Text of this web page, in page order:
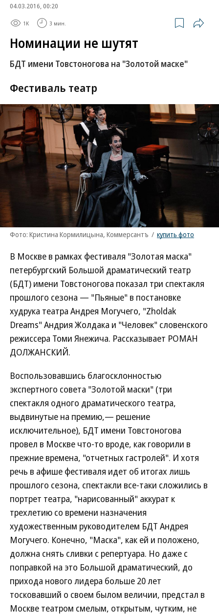
04.03.2016, 00:20
1K 3 мин.
Номинации не шутят
БДТ имени Товстоногова на "Золотой маске"
Фестиваль театр
Фото: Кристина Кормилицына, Коммерсантъ / купить фото
В Москве в рамках фестиваля "Золотая маска"
петербургский Большой драматический театр
(БДТ) имени Товстоногова показал три спектакля
прошлого сезона — "Пьяные" в постановке
худрука театра Андрея Могучего, "Zholdak
Dreams" Андрия Жолдака и "Человек" словенского
режиссера Томи Янежича. Рассказывает РОМАН
ДОЛЖАНСКИЙ.
Воспользовавшись благосклонностью
экспертного совета "Золотой маски" (три
спектакля одного драматического театра,
выдвинутые на премию,— решение
исключительное), БДТ имени Товстоногова
провел в Москве что-то вроде, как говорили в
прежние времена, "отчетных гастролей". И хотя
речь в афише фестиваля идет об итогах лишь
прошлого сезона, спектакли все-таки сложились в
портрет театра, "нарисованный" аккурат к
трехлетию со времени назначения
художественным руководителем БДТ Андрея
Могучего. Конечно, "Маска", как ей и положено,
должна снять сливки с репертуара. Но даже с
поправкой на это Большой драматический, до
прихода нового лидера больше 20 лет
тосковавший о своем былом величии, предстал в
Москве театром смелым, открытым, чутким, не